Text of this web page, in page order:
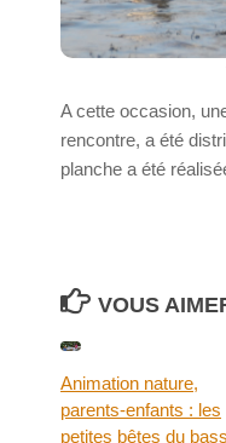
A cette occasion,
rencontre, a été
planche a été
VOUS
Animation nature,
parents-enfants : les
petites bêtes du